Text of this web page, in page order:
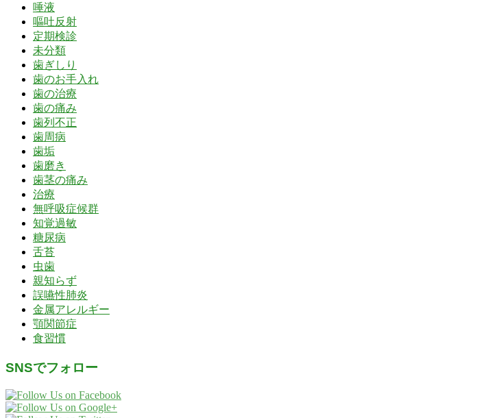
唾液
嘔吐反射
定期検診
未分類
歯ぎしり
歯のお手入れ
歯の治療
歯の痛み
歯列不正
歯周病
歯垢
歯磨き
歯茎の痛み
治療
無呼吸症候群
知覚過敏
糖尿病
舌苔
虫歯
親知らず
誤嚥性肺炎
金属アレルギー
顎関節症
食習慣
SNSでフォロー